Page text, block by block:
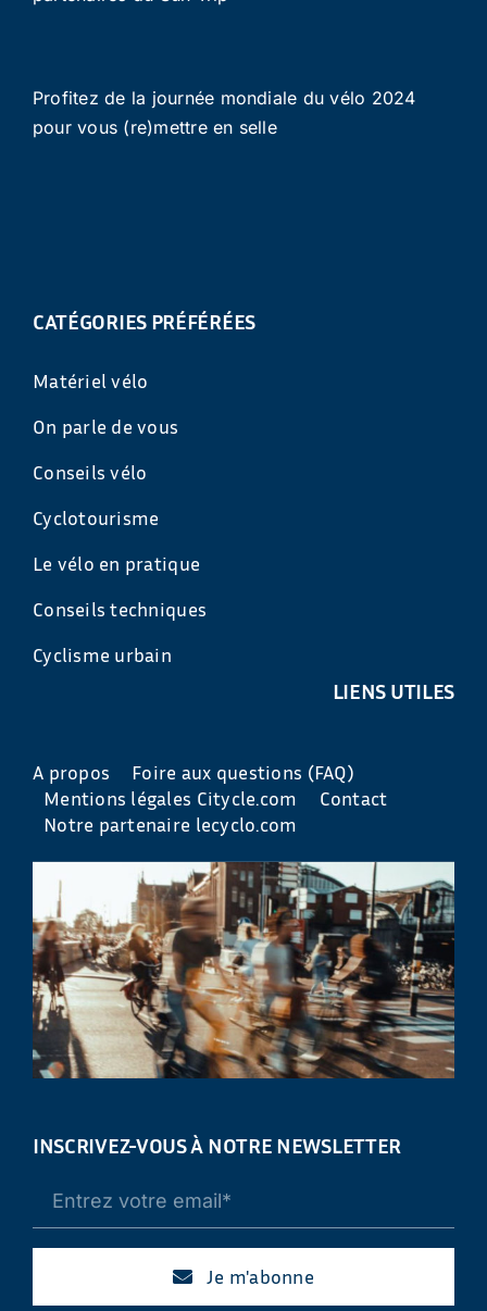
Profitez de la journée mondiale du vélo 2024
pour vous (re)mettre en selle
CATÉGORIES PRÉFÉRÉES
Matériel vélo
On parle de vous
Conseils vélo
Cyclotourisme
Le vélo en pratique
Conseils techniques
Cyclisme urbain
LIENS UTILES
A propos
Foire aux questions (FAQ)
Mentions légales Citycle.com
Contact
Notre partenaire lecyclo.com
INSCRIVEZ-VOUS À NOTRE NEWSLETTER
Je m'abonne